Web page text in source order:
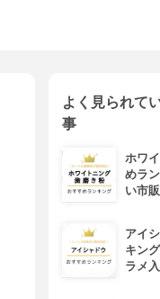
よく見られて
事
ホワ
めラ
い市
アイ
キン
ラメ